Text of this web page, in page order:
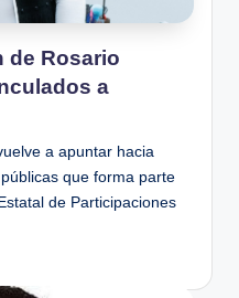
de Rosario
a
a apuntar hacia
que forma parte
de Participaciones